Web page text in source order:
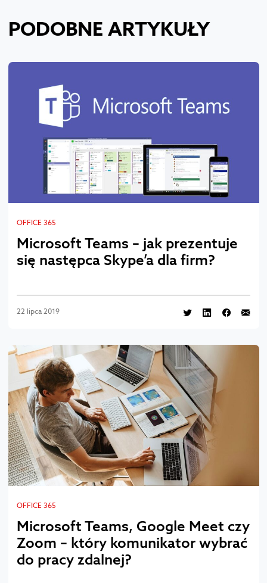
PODOBNE ARTYKUŁY
OFFICE 365
Microsoft Teams – jak prezentuje
się następca Skype’a dla firm?
22 lipca 2019
OFFICE 365
Microsoft Teams, Google Meet czy
Zoom – który komunikator wybrać
do pracy zdalnej?